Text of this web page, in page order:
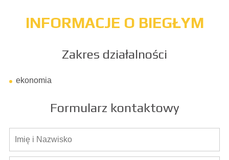
INFORMACJE O BIEGŁYM
Zakres działalności
ekonomia
Formularz kontaktowy